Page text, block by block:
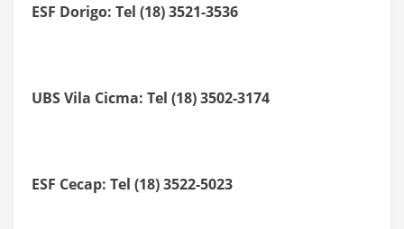
ESF Dorigo: Tel (18) 3521-3536
UBS Vila Cicma: Tel (18) 3502-3174
ESF Cecap: Tel (18) 3522-5023